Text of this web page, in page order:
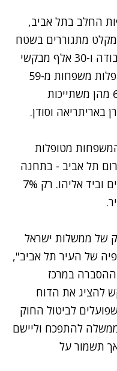
החלב בתל אביב,
מקלט מתגוררים בשטח
העיר, מתוכם כ-40 אלף מהגרי עבודה ו-30 אלף מבקשי
מקלט. בתחנות טיפות החלב מטופלות משפחות מ-59
מדינות שונות, כאשר קרוב ל-60% מהן משתייכות
באריתריאה וסודן.
בדוח עולה כי 93% מהמשפחות מטופלות
תל אביב - בתחנה
המרכזית, יד אליהו, עזרה והארגזים וביד אליהו. רק 7%
של ממשלות ישראל
של העיר תל אביב",
ההסברה במרכז
להציג את הדוח
לביטול החוק
להתפכח וליישם
תשמור על